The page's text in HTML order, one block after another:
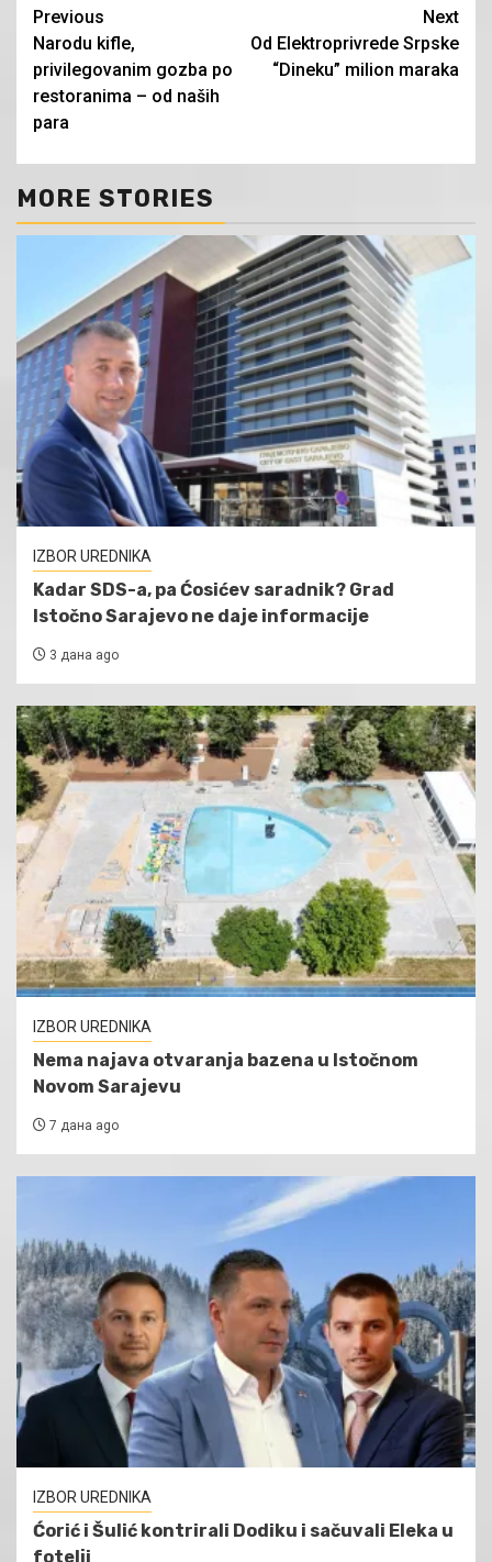
Continue
Reading
Previous
Narodu kifle,
privilegovanim gozba po
restoranima – od naših
para
Next
Od Elektroprivrede Srpske
“Dineku” milion maraka
MORE STORIES
IZBOR UREDNIKA
Kadar SDS-a, pa Ćosićev saradnik? Grad
Istočno Sarajevo ne daje informacije
3 дана ago
IZBOR UREDNIKA
Nema najava otvaranja bazena u Istočnom
Novom Sarajevu
7 дана ago
IZBOR UREDNIKA
Ćorić i Šulić kontrirali Dodiku i sačuvali Eleka u
fotelji